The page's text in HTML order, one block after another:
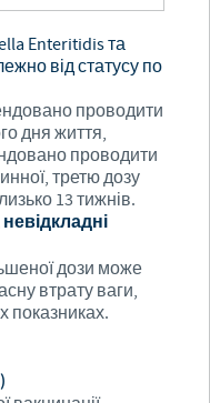
Enteritidis та
від статусу по
проводити
дня життя,
проводити
третю дозу
13 тижнів.
дози може
втрату ваги,
показниках.